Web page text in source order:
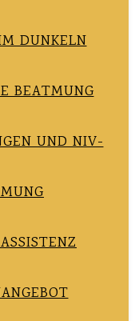
DUNKELN
BEATMUNG
UND NIV-